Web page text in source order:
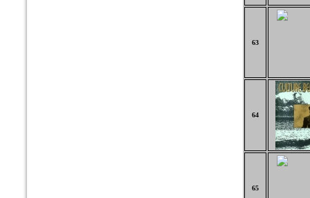
63
64
65